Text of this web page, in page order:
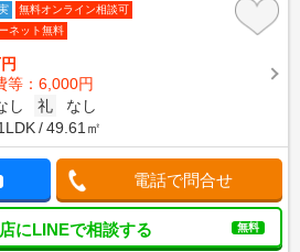
無料オンライン相談可
ネット無料
等：6,000円
し 礼
なし
49.61㎡
電話で問合せ
にLINEで相談する 無料